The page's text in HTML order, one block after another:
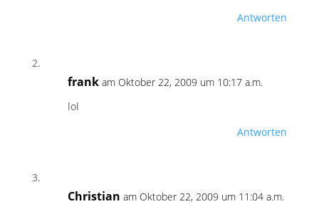
Antworten
frank am Oktober 22, 2009 um 10:17 a.m.
lol
Antworten
Christian am Oktober 22, 2009 um 11:04 a.m.